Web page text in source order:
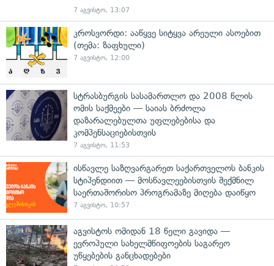
7 აგვისტო, 13:07
კროსვორდი: ააწყვე სიტყვა არეული ასოებით
(თემა: ზაფხული)
7 აგვისტო, 12:00
სტრასბურგის სასამართლო და 2008 წლის
ომის საქმეები — საიას ბრძოლა
დაზარალებულთა უფლებებისა და
კომპენსაციებისთვის
7 აგვისტო, 11:53
ისწავლე საზღვარგარეთ საქართველოს ბანკის
სტიპენდიით — მოსწავლეებისთვის შექმნილ
საერთაშორისო პროგრამაზე მიღება დაიწყო
7 აგვისტო, 10:57
აგვისტოს ომიდან 18 წელი გავიდა —
ევროპული სახელმწიფოების საგარეო
უწყებების განცხადებები